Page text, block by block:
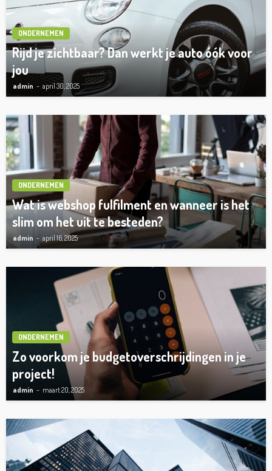
ONDERNEMEN
Rijd je zichtbaar? Dan werkt je auto óók voor
jou
admin april 30, 2025
ONDERNEMEN
Wat is webshop fulfilment en wanneer is het
slim om het uit te besteden?
admin april 16, 2025
ONDERNEMEN
Zo voorkom je budgetoverschrijdingen in je
project!
admin maart 20, 2025